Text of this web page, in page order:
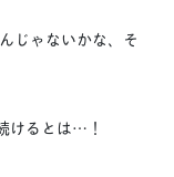
じゃないかな、そ
けるとは…！